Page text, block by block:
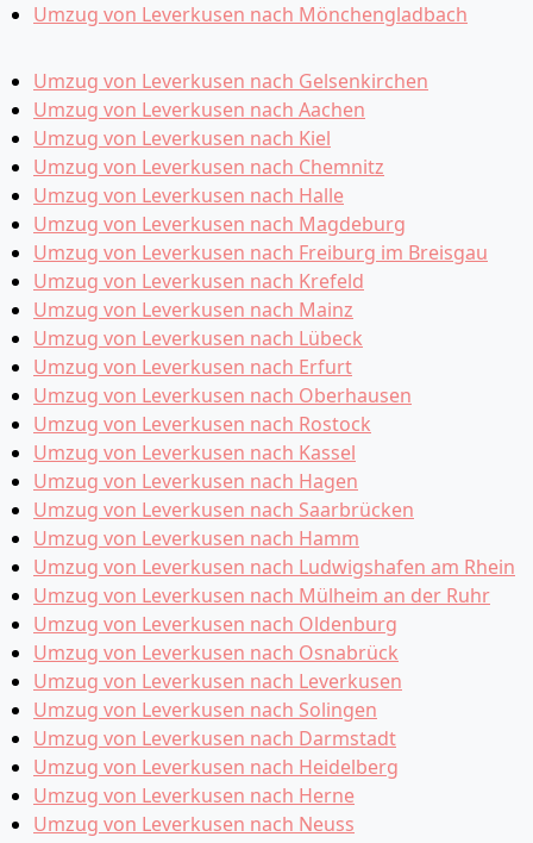
Umzug von Leverkusen nach Mönchen­gladbach
Umzug von Leverkusen nach Gelsenkirchen
Umzug von Leverkusen nach Aachen
Umzug von Leverkusen nach Kiel
Umzug von Leverkusen nach Chemnitz
Umzug von Leverkusen nach Halle
Umzug von Leverkusen nach Magdeburg
Umzug von Leverkusen nach Freiburg im Breisgau
Umzug von Leverkusen nach Krefeld
Umzug von Leverkusen nach Mainz
Umzug von Leverkusen nach Lübeck
Umzug von Leverkusen nach Erfurt
Umzug von Leverkusen nach Oberhausen
Umzug von Leverkusen nach Rostock
Umzug von Leverkusen nach Kassel
Umzug von Leverkusen nach Hagen
Umzug von Leverkusen nach Saarbrücken
Umzug von Leverkusen nach Hamm
Umzug von Leverkusen nach Ludwigshafen am Rhein
Umzug von Leverkusen nach Mülheim an der Ruhr
Umzug von Leverkusen nach Oldenburg
Umzug von Leverkusen nach Osnabrück
Umzug von Leverkusen nach Leverkusen
Umzug von Leverkusen nach Solingen
Umzug von Leverkusen nach Darmstadt
Umzug von Leverkusen nach Heidelberg
Umzug von Leverkusen nach Herne
Umzug von Leverkusen nach Neuss